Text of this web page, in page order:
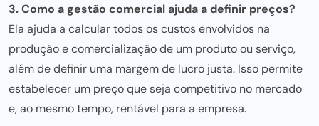
3. Como a gestão comercial ajuda a definir preços?
Ela ajuda a calcular todos os custos envolvidos na
produção e comercialização de um produto ou serviço,
além de definir uma margem de lucro justa. Isso permite
estabelecer um preço que seja competitivo no mercado
e, ao mesmo tempo, rentável para a empresa.